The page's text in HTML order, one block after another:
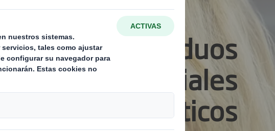
Gestión de residuos
industriales
automovilísticos